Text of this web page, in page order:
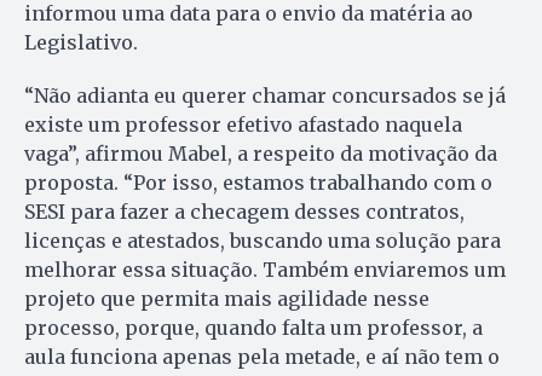
informou uma data para o envio da matéria ao
Legislativo.
“Não adianta eu querer chamar concursados se já
existe um professor efetivo afastado naquela
vaga”, afirmou Mabel, a respeito da motivação da
proposta. “Por isso, estamos trabalhando com o
SESI para fazer a checagem desses contratos,
licenças e atestados, buscando uma solução para
melhorar essa situação. Também enviaremos um
projeto que permita mais agilidade nesse
processo, porque, quando falta um professor, a
aula funciona apenas pela metade, e aí não tem o